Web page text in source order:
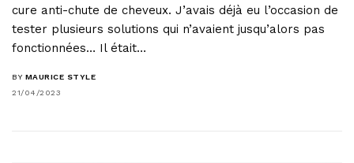
cure anti-chute de cheveux. J’avais déjà eu l’occasion de
tester plusieurs solutions qui n’avaient jusqu’alors pas
fonctionnées… Il était…
BY MAURICE STYLE
21/04/2023